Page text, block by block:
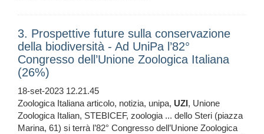
3. Prospettive future sulla conservazione
della biodiversità - Ad UniPa l’82°
Congresso dell’Unione Zoologica Italiana
(26%)
18-set-2023 12.21.45
Zoologica Italiana articolo, notizia, unipa, UZI, Unione
Zoologica Italian, STEBICEF, zoologia ... dello Steri (piazza
Marina, 61) si terrà l’82° Congresso dell’Unione Zoologica